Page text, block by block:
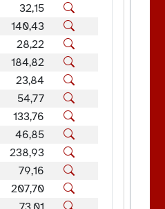
32,15
140,43
28,22
184,82
23,84
54,77
133,76
46,85
238,93
79,16
207,70